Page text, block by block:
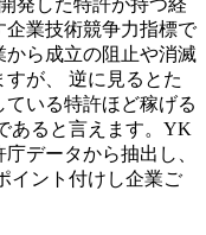
業技術競争力指標で
ら成立の阻止や消滅
が、 逆に見るとた
いる特許ほど稼げる
あると言えます。YK
データから抽出し、
イント付けし企業ご